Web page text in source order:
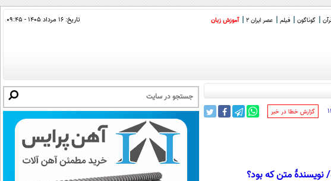
گوناگون فیلم عصر ایران 2 آموزش زبان تاریخ: ۱۶ مرداد ۱۴۰۵ - ۰۹:۴۵
‌گزارش خطا در خبر